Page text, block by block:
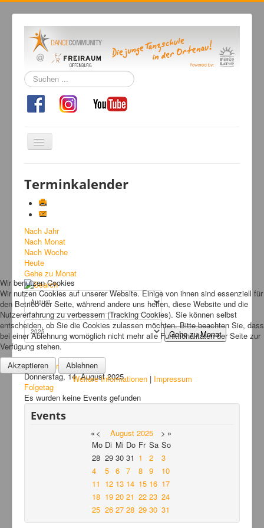
Suchen
...
Navigation
an/aus
Tanzschule
Kursangebot
Events
Fuegolatino
Bilder
News
Links
FAQ
Hansefit
Kontakt
Terminkalender
Nach Jahr
Nach Monat
Nach Woche
Heute
Gehe zu Monat
Gehe zu Monat
Vorheriger Tag
Donnerstag, 14. August 2025
Folgetag
Es wurden keine Events gefunden
Events
« < August 2025 > »
Mo Di Mi Do Fr Sa So
28 29 30 31 1 2
3
4
5 6 7 8 9
10
11 12 13 14 15 16 17
18 19 20 21 22 23 24
25 26 27 28 29 30 31
Wir benutzen Cookies
Wir nutzen Cookies auf unserer Website. Einige von ihnen sind essenziell für
den Betrieb der Seite, während andere uns helfen, diese Website und die
Nutzererfahrung zu verbessern (Tracking Cookies). Sie können selbst
entscheiden, ob Sie die Cookies zulassen möchten. Bitte beachten Sie, dass
bei einer Ablehnung womöglich nicht mehr alle Funktionalitäten der Seite zur
Verfügung stehen.
Akzeptieren
Ablehnen
Weitere Informationen| Impressum